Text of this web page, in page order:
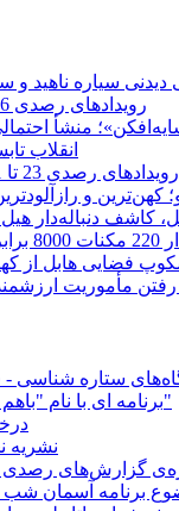
دیدنی سیاره ناهید و
رویدادهای رصدی 6 تا 12 تیر 1405
منشأ
انقلاب
رویدادهای رصدی 23 تا 31 خرداد 1405
کهن‌ترین و
کاشف دنباله‌دار
فضایی هابل از
مأموریت
ستاره شناسی -
برنامه ای با نام "باهم به مریخ برویم"
نشریه
گزارش‌های رصدی
برنامه آسمان شب - 24 مهر